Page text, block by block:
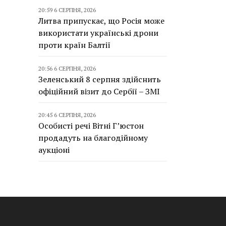
20:59 6 СЕРПНЯ, 2026
Литва припускає, що Росія може
використати українські дрони
проти країн Балтії
20:56 6 СЕРПНЯ, 2026
Зеленський 8 серпня здійснить
офіційний візит до Сербії – ЗМІ
20:45 6 СЕРПНЯ, 2026
Особисті речі Вітні Г’юстон
продадуть на благодійному
аукціоні